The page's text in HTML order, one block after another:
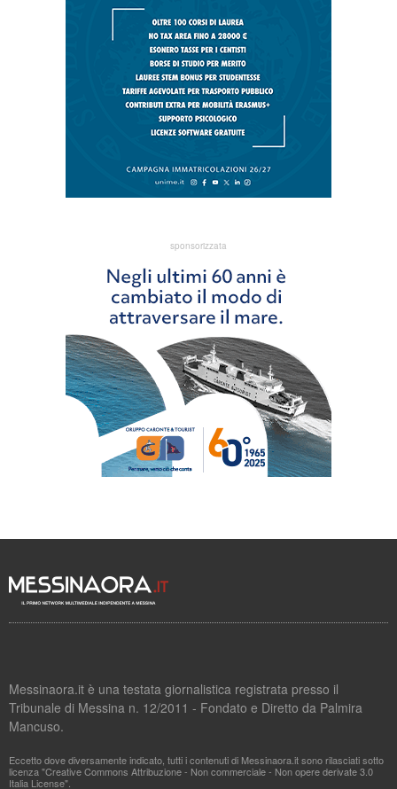
sponsorizzata
Messinaora.it è una testata giornalistica registrata presso il
Tribunale di Messina n. 12/2011 - Fondato e Diretto da Palmira
Mancuso.
Eccetto dove diversamente indicato, tutti i contenuti di Messinaora.it sono rilasciati sotto
licenza "Creative Commons Attribuzione - Non commerciale - Non opere derivate 3.0
Italia License".